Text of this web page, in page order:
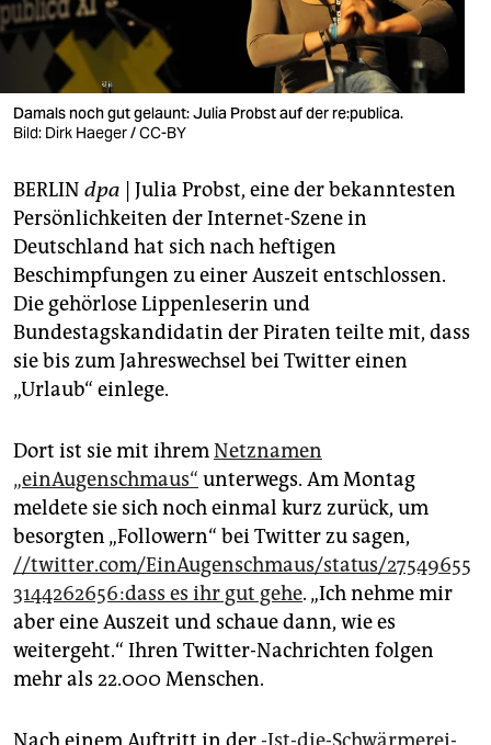
wahrheit
verlag
verlag
shop
fragen & hilfe
unterstützen
abo
genossenschaft
Damals noch gut gelaunt: Julia Probst auf der re:publica.
Bild: Dirk Haeger / CC-BY
BERLIN dpa | Julia Probst, eine der bekanntesten
Persönlichkeiten der Internet-Szene in
Deutschland hat sich nach heftigen
Beschimpfungen zu einer Auszeit entschlossen.
Die gehörlose Lippenleserin und
Bundestagskandidatin der Piraten teilte mit, dass
sie bis zum Jahreswechsel bei Twitter einen
„Urlaub“ einlege.
Dort ist sie mit ihremNetznamen
„einAugenschmaus“ unterwegs. Am Montag
meldete sie sich noch einmal kurz zurück, um
besorgten „Followern“ bei Twitter zu sagen,
//twitter.com/EinAugenschmaus/status/27549655
3144262656:dass es ihr gut gehe. „Ich nehme mir
aber eine Auszeit und schaue dann, wie es
weitergeht.“ Ihren Twitter-Nachrichten folgen
mehr als 22.000 Menschen.